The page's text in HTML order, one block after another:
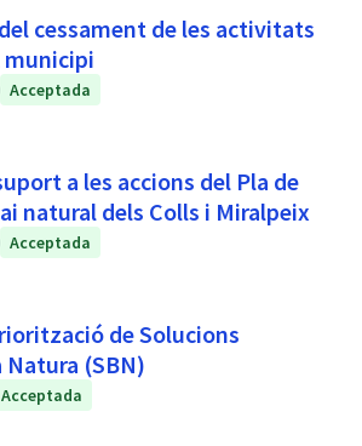
cessament de les activitats
Acceptada
a les accions del Pla de
natural dels Colls i Miralpeix
Acceptada
de Solucions
Natura (SBN)
Acceptada